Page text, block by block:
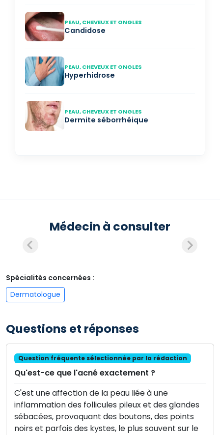
PEAU, CHEVEUX ET ONGLES
Candidose
PEAU, CHEVEUX ET ONGLES
Hyperhidrose
PEAU, CHEVEUX ET ONGLES
Dermite séborrhéique
Médecin à consulter
Spécialités concernées :
Dermatologue
Questions et réponses
Question fréquente sélectionnée par la rédaction
Qu'est-ce que l'acné exactement ?
C'est une affection de la peau liée à une
inflammation des follicules pileux et des glandes
sébacées, provoquant des boutons, des points
noirs et parfois des kystes, le plus souvent sur le